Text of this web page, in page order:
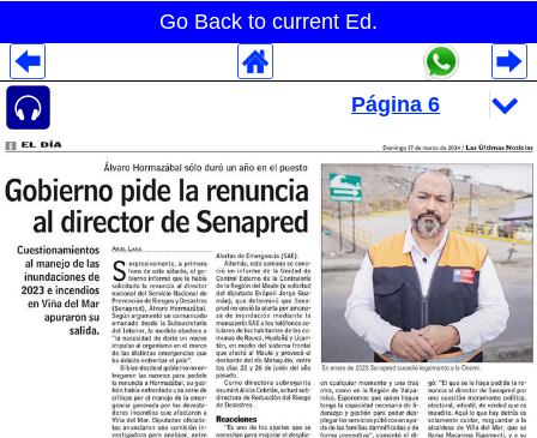
Go Back to current Ed.
Despliegues Analytics
Despliegues Totales
Despliegues por Rubros